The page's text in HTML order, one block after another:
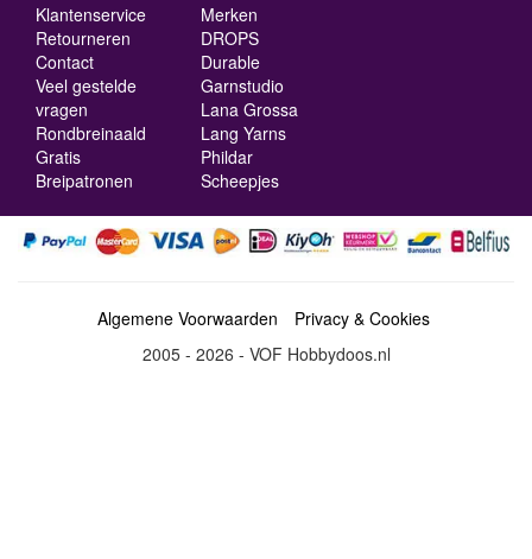
Klantenservice
Retourneren
Contact
Veel gestelde
vragen
Rondbreinaald
Gratis
Breipatronen
Merken
DROPS
Durable
Garnstudio
Lana Grossa
Lang Yarns
Phildar
Scheepjes
Algemene Voorwaarden
Privacy & Cookies
2005 - 2026 - VOF Hobbydoos.nl